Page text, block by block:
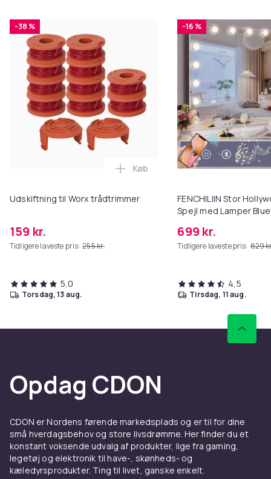
-38 %
Udskiftning til Worx trådtrimmer
159 kr.
Tidligere laveste pris: 255 kr.
Læg Udskiftning til Worx
Køb
5,0
torsdag, 13 aug.
-16 %
FENCHILIIN Stor
Spejl med Lamper
699 kr.
Tidligere laveste pris: 829
4,5
tirsdag, 11 aug.
Opdag CDON
CDON er Nordens førende markedsplads og er til for dine
små hverdagsbehov og store livsdrømme. Her finder du et
konstant voksende udvalg af produkter, lige fra gaming,
legetøj og elektronik til have-, skønheds- og
kæledyrsprodukter. Ting til livet, ganske enkelt.